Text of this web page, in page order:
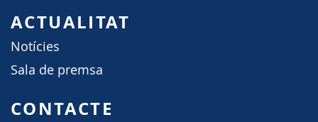
ACTUALITAT
Notícies
Sala de premsa
CONTACTE